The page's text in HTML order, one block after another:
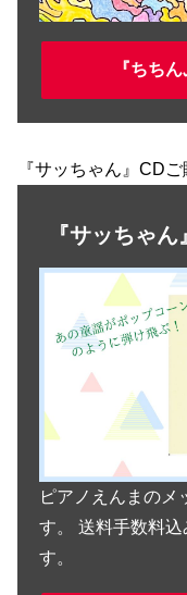
『ちち
『サッちゃん』CD
『サッちゃ
ピアノえんまのメ
す。 送料手数料
す。